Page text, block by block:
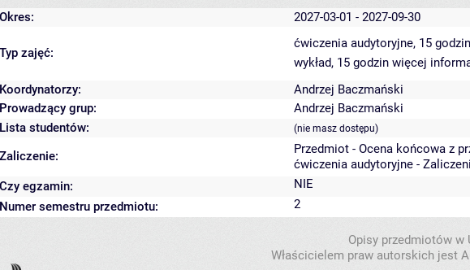
Okres: 2027-03-01 - 2027-09-30
Typ zajęć:
ćwiczenia audytoryjne, 15 godzin
wykład, 15 godzin więcej
Koordynatorzy:
Andrzej Baczmański
Prowadzący grup:
Andrzej Baczmański
Lista studentów:
(nie masz dostępu)
Zaliczenie:
Przedmiot - Ocena końcowa z
ćwiczenia audytoryjne -
Czy egzamin:
NIE
Numer semestru przedmiotu:
2
Opisy przedmiotów w
Właścicielem praw autorskich jest